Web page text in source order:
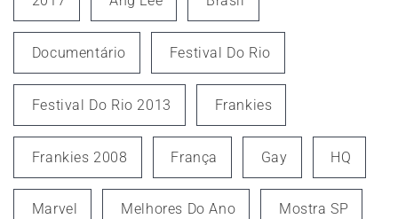
Documentário Festival Do Rio
Festival Do Rio 2013 Frankies
Frankies 2008 França Gay HQ
Marvel Melhores Do Ano Mostra SP